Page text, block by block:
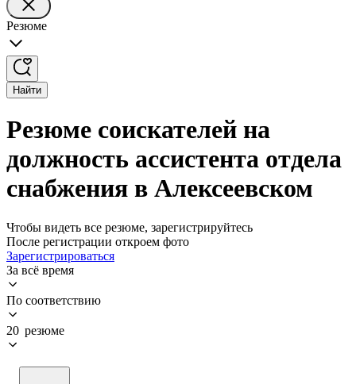
Резюме
Найти
Резюме соискателей на
должность ассистента отдела
снабжения в Алексеевском
Чтобы видеть все резюме, зарегистрируйтесь
После регистрации откроем фото
Зарегистрироваться
За всё время
По соответствию
20 резюме